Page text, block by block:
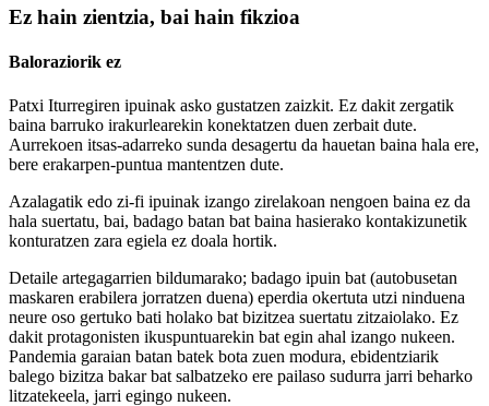
Ez hain zientzia, bai hain fikzioa
Baloraziorik ez
Patxi Iturregiren ipuinak asko gustatzen zaizkit. Ez dakit zergatik
baina barruko irakurlearekin konektatzen duen zerbait dute.
Aurrekoen itsas-adarreko sunda desagertu da hauetan baina hala ere,
bere erakarpen-puntua mantentzen dute.
Azalagatik edo zi-fi ipuinak izango zirelakoan nengoen baina ez da
hala suertatu, bai, badago batan bat baina hasierako kontakizunetik
konturatzen zara egiela ez doala hortik.
Detaile artegagarrien bildumarako; badago ipuin bat (autobusetan
maskaren erabilera jorratzen duena) eperdia okertuta utzi ninduena
neure oso gertuko bati holako bat bizitzea suertatu zitzaiolako. Ez
dakit protagonisten ikuspuntuarekin bat egin ahal izango nukeen.
Pandemia garaian batan batek bota zuen modura, ebidentziarik
balego bizitza bakar bat salbatzeko ere pailaso sudurra jarri beharko
litzatekeela, jarri egingo nukeen.